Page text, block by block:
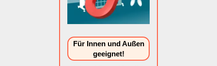
Für Innen und Außen
geeignet!